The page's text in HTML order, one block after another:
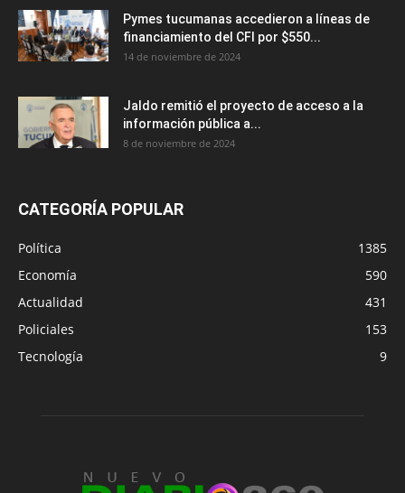
Pymes tucumanas accedieron a líneas de
financiamiento del CFI por $550...
14 de noviembre de 2024
Jaldo remitió el proyecto de acceso a la
información pública a...
8 de noviembre de 2024
CATEGORÍA POPULAR
Política
1385
Economía
590
Actualidad
431
Policiales
153
Tecnología
9